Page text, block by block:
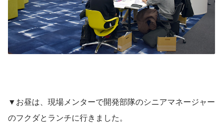
▼お昼は、現場メンターで開発部隊のシニアマネージャー
のフクダとランチに行きました。